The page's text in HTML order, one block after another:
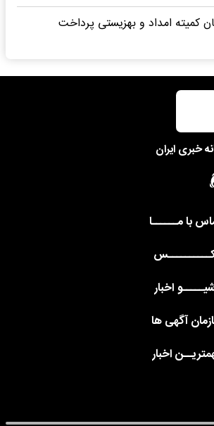
کمیته امداد و بهزیستی پرداخت
خبری ایران
با مــــــا
اخبار
آگهی ها
اخبار